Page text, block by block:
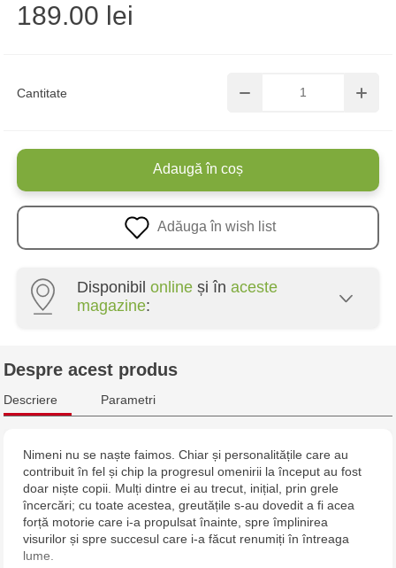
Cantitate
189.00 lei
Adaugă în coș
Adăuga în wish list
Disponibil online și în aceste
magazine:
Multistore Centru - bd. Cantemir, 6
Jucărenia Rîșcani - bd. Moscova, 2
Jucărenia Bălți - str. Alexandru Cel Bun, 5
Jucărenia Cahul - str. Ștefan cel Mare, 29А
Despre acest produs
Descriere Parametri
Nimeni nu se naște faimos. Chiar și personalitățile care au
contribuit în fel și chip la progresul omenirii la început au fost
doar niște copii. Mulți dintre ei au trecut, inițial, prin grele
încercări; cu toate acestea, greutățile s-au dovedit a fi acea
forță motorie care i-a propulsat înainte, spre împlinirea
visurilor și spre succesul care i-a făcut renumiți în întreaga
lume.